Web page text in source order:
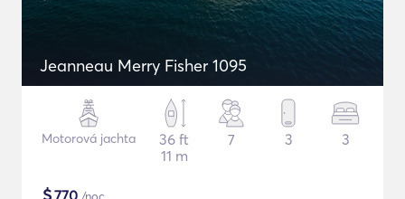
Jeanneau Merry Fisher 1095
Motorová jachta
36 ft
11 m
7 3 3
770